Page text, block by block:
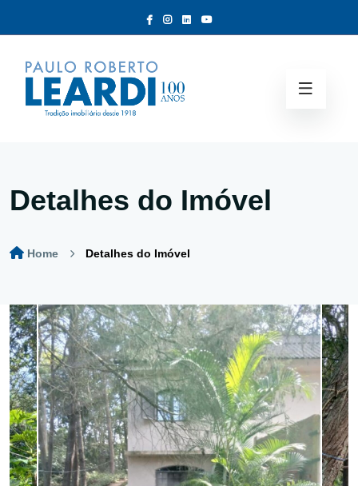
Detalhes do Imóvel
Home Detalhes do Imóvel